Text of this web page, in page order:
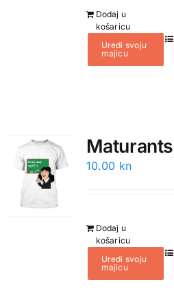
Dodaj u
košaricu
Uredi svoju
majicu
10.00 kn
Dodaj u
košaricu
Uredi svoju
majicu